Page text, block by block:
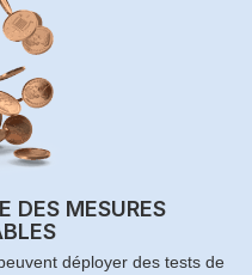
DES MESURES
déployer des tests de